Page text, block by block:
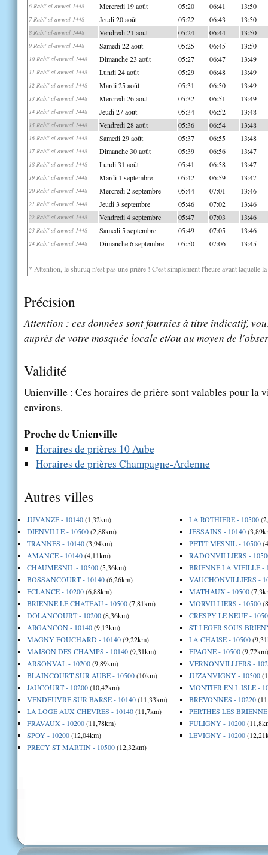
6 Rabi' al-awwal 1448 Mercredi 19 août 05:20 06:41 13:50
7 Rabi' al-awwal 1448 Jeudi 20 août 05:22 06:43 13:50
8 Rabi' al-awwal 1448 Vendredi 21 août 05:24 06:44 13:50
9 Rabi' al-awwal 1448 Samedi 22 août 05:25 06:45 13:50
10 Rabi' al-awwal 1448 Dimanche 23 août 05:27 06:47 13:49
11 Rabi' al-awwal 1448 Lundi 24 août 05:29 06:48 13:49
12 Rabi' al-awwal 1448 Mardi 25 août 05:31 06:50 13:49
13 Rabi' al-awwal 1448 Mercredi 26 août 05:32 06:51 13:49
14 Rabi' al-awwal 1448 Jeudi 27 août 05:34 06:52 13:48
15 Rabi' al-awwal 1448 Vendredi 28 août 05:36 06:54 13:48
16 Rabi' al-awwal 1448 Samedi 29 août 05:37 06:55 13:48
17 Rabi' al-awwal 1448 Dimanche 30 août 05:39 06:56 13:47
18 Rabi' al-awwal 1448 Lundi 31 août 05:41 06:58 13:47
19 Rabi' al-awwal 1448 Mardi 1 septembre 05:42 06:59 13:47
20 Rabi' al-awwal 1448 Mercredi 2 septembre 05:44 07:01 13:46
21 Rabi' al-awwal 1448 Jeudi 3 septembre 05:46 07:02 13:46
22 Rabi' al-awwal 1448 Vendredi 4 septembre 05:47 07:03 13:46
23 Rabi' al-awwal 1448 Samedi 5 septembre 05:49 07:05 13:46
24 Rabi' al-awwal 1448 Dimanche 6 septembre 05:50 07:06 13:45
* Attention, le shuruq n'est pas une prière ! C'est simplement l'heure avant laquelle
Précision
Attention : ces données sont fournies à titre indicatif,
auprès de votre mosquée locale et/ou au moyen de
Validité
Unienville : Ces horaires de prière sont valables pour la
environs.
Proche de Unienville
Horaires de prières 10 Aube
Horaires de prières Champagne-Ardenne
Autres villes
JUVANZE - 10140(1,32km)
DIENVILLE - 10500(2,88km)
TRANNES - 10140(3,94km)
AMANCE - 10140(4,11km)
CHAUMESNIL - 10500(5,36km)
BOSSANCOURT - 10140(6,26km)
ECLANCE - 10200(6,88km)
BRIENNE LE CHATEAU - 10500(7,81km)
DOLANCOURT - 10200(8,36km)
ARGANCON - 10140(9,13km)
MAGNY FOUCHARD - 10140(9,22km)
MAISON DES CHAMPS - 10140(9,31km)
ARSONVAL - 10200(9,89km)
BLAINCOURT SUR AUBE - 10500(10km)
JAUCOURT - 10200(10,42km)
VENDEUVRE SUR BARSE - 10140(11,33km)
LA LOGE AUX CHEVRES - 10140(11,7km)
FRAVAUX - 10200(11,78km)
SPOY - 10200(12,04km)
PRECY ST MARTIN - 10500(12,32km)
LA ROTHIERE - 10500
JESSAINS - 10140
PETIT MESNIL - 10500
RADONVILLIERS -
BRIENNE LA VIEILLE -
VAUCHONVILLIERS -
MATHAUX - 10500
MORVILLIERS - 10500
CRESPY LE NEUF -
ST LEGER SOUS
LA CHAISE - 10500
EPAGNE - 10500(9,72km)
VERNONVILLIERS -
JUZANVIGNY - 10500
MONTIER EN L ISLE -
BREVONNES - 10220
PERTHES LES
FULIGNY - 10200
LEVIGNY - 10200